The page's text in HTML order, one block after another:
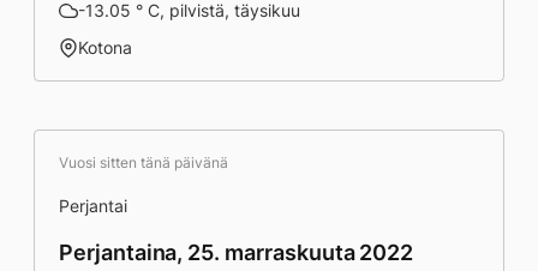
-13.05 ° C, pilvistä, täysikuu
Kotona
Vuosi sitten tänä päivänä
Perjantai
Perjantaina, 25. marraskuuta 2022